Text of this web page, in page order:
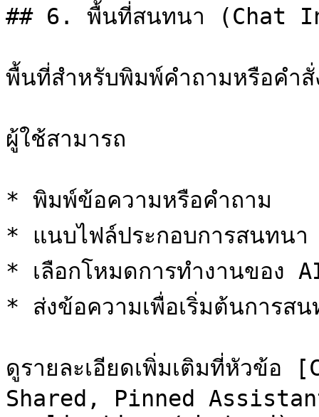
## 6. พื้นที่สนทนา (Chat
พื้นที่สำหรับพิมพ์คำถามหรือคำ
ผู้ใช้สามารถ
* พิมพ์ข้อความหรือคำถาม
* แนบไฟล์ประกอบการสนทนา
* เลือกโหมดการทำงานของ
* ส่งข้อความเพื่อเริ่มต้นการส
ดูรายละเอียดเพิ่มเติมที่หัวข้
Shared, Pinned